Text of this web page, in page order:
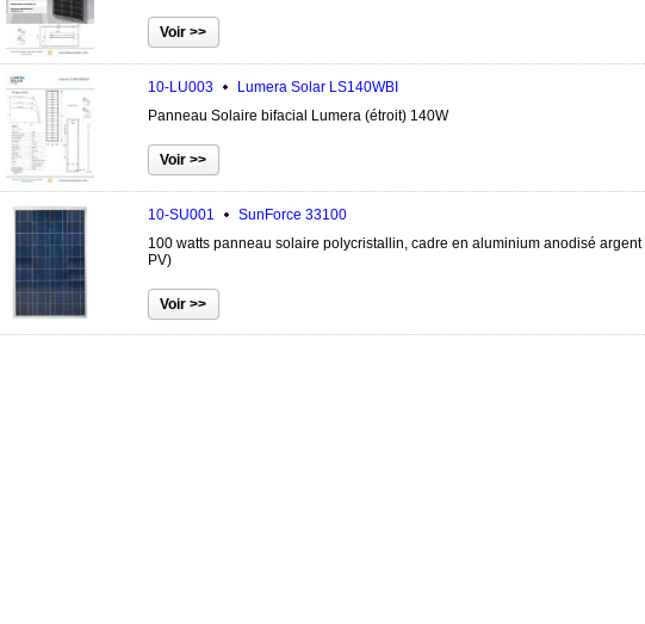
10-LU003 Lumera Solar LS140WBI
Panneau Solaire bifacial Lumera (étroit) 140W
10-SU001 SunForce 33100
100 watts panneau solaire polycristallin, cadre en aluminium anodisé
PV)